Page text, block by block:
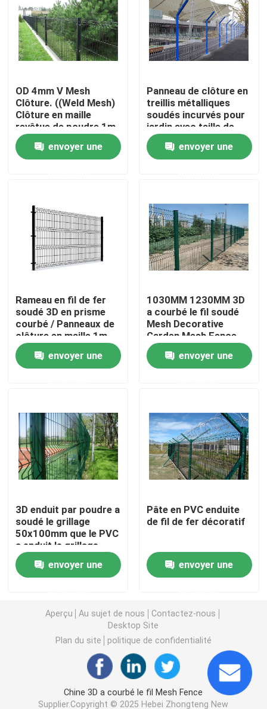
Maison
Produits
Exposition de VR
À propos de nous
Contrôle de qualité
Contactez-nous
clôture de maillage de soudure
3D a soudé le grillage
Clôture soudée à double fil
Barrière de sécurité provisoire
Barrière en acier tubulaire
Clôture de sécurité aéroportuaire
Clôture à maillons de chaîne en métal
OD 4mm V Mesh
Clôture. ((Weld Mesh)
Clôture en maille
revêtue de poudre 1m-
2.4m Largeur
personnalisée
envoyer une
Panneau de clôture en
treillis métalliques
soudés incurvés pour
jardin avec taille de
trou 50x100mm
envoyer une
Rameau en fil de fer
soudé 3D en prisme
courbé / Panneaux de
clôture en maille 1m-
2,4m V
envoyer une
1030MM 1230MM 3D
a courbé le fil soudé
Mesh Decorative
Garden Mesh Fence
envoyer une
3D enduit par poudre a
soudé le grillage
50x100mm que le PVC
a enduit le grillage
envoyer une
Pâte en PVC enduite
de fil de fer décoratif
envoyer une
Aperçu Au sujet de nous
Contactez-nous
Desktop Site
Plan du site
politique de confidentialité
Chine 3D a courbé le fil Mesh Fence
Supplier.Copyright © 2025 Hebei Zhongteng New